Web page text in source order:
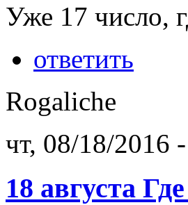
Уже 17 число,
ответить
Rogaliche
чт, 08/18/2016
18 августа